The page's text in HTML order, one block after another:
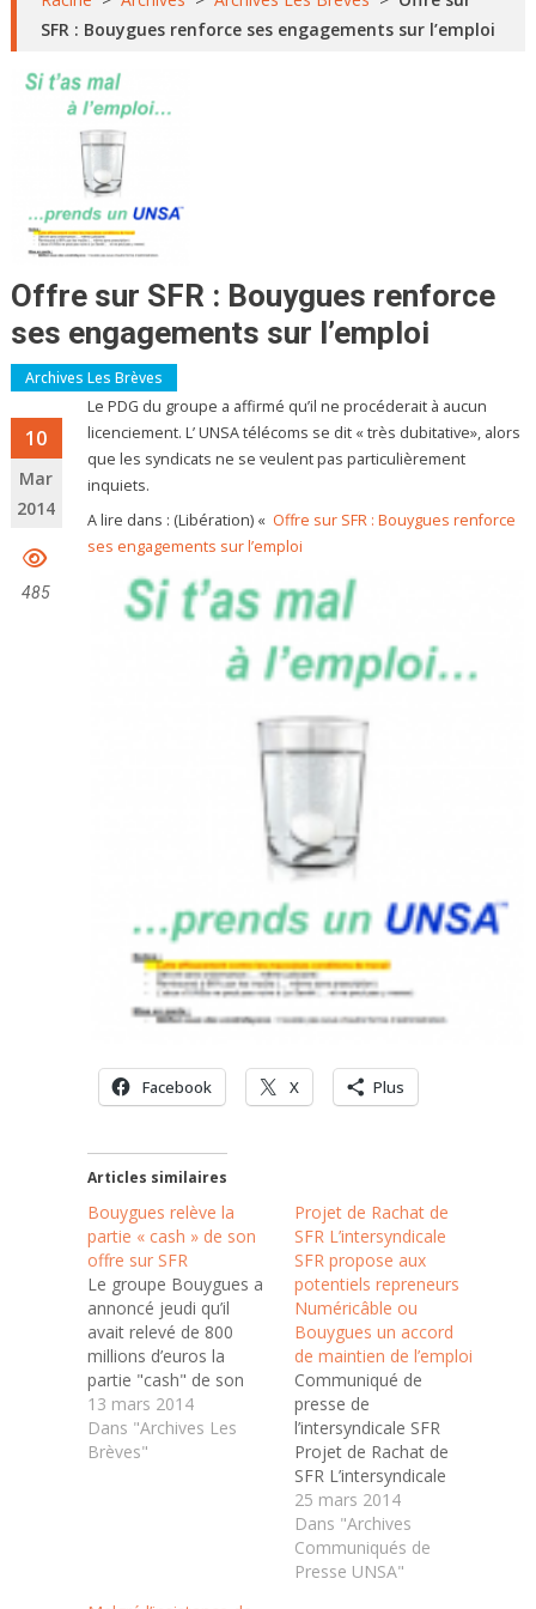
SFR : Bouygues renforce ses engagements sur l’emploi
Offre sur SFR : Bouygues renforce
ses engagements sur l’emploi
Archives Les Brèves
10
Mar
2014
485
Le PDG du groupe a affirmé qu’il ne procéderait à aucun
licenciement. L’ UNSA télécoms se dit « très dubitative», alors
que les syndicats ne se veulent pas particulièrement
inquiets.
A lire dans : (Libération) « Offre sur SFR : Bouygues renforce
ses engagements sur l’emploi
Facebook X Plus
Articles similaires
Bouygues relève la
partie « cash » de son
offre sur SFR
Le groupe Bouygues a
annoncé jeudi qu’il
avait relevé de 800
millions d’euros la
partie "cash" de son
offre sur SFR, la filiale
télécoms de Vivendi,
pour la porter à 11,3
13 mars 2014
Dans "Archives Les
Brèves"
Projet de Rachat de
SFR L’intersyndicale
SFR propose aux
potentiels repreneurs
Numéricâble ou
Bouygues un accord
de maintien de l’emploi
Communiqué de
presse de
l’intersyndicale SFR
Projet de Rachat de
SFR L’intersyndicale
SFR propose aux
potentiels repreneurs
Numéricâble ou
Bouygues un accord
25 mars 2014
Dans "Archives
Communiqués de
Presse UNSA"